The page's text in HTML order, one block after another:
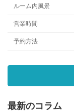
ルーム内風景
営業時間
予約方法
最新のコラム